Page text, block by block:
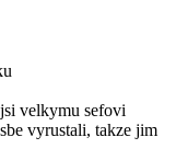
velkymu sefovi
vyrustali, takze jim